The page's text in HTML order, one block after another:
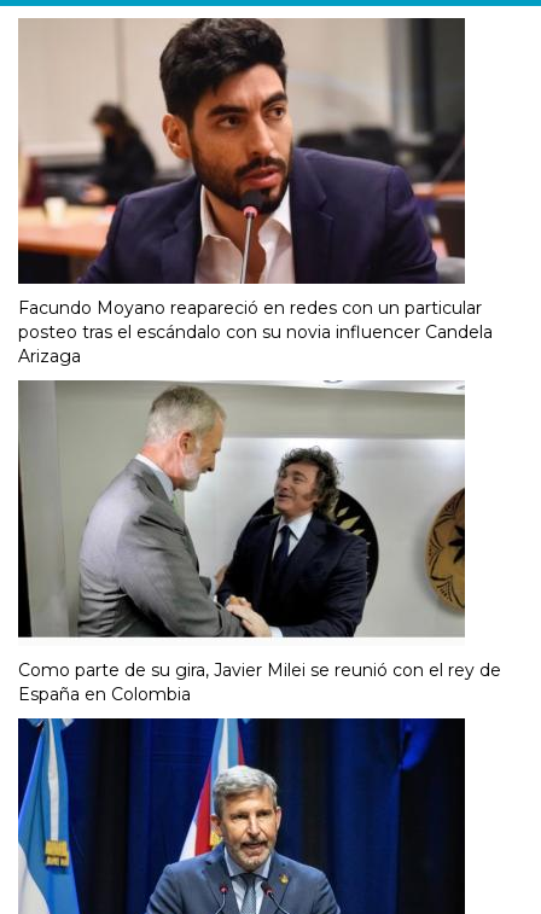
Facundo Moyano reapareció en redes con un particular
posteo tras el escándalo con su novia influencer Candela
Arizaga
Como parte de su gira, Javier Milei se reunió con el rey de
España en Colombia